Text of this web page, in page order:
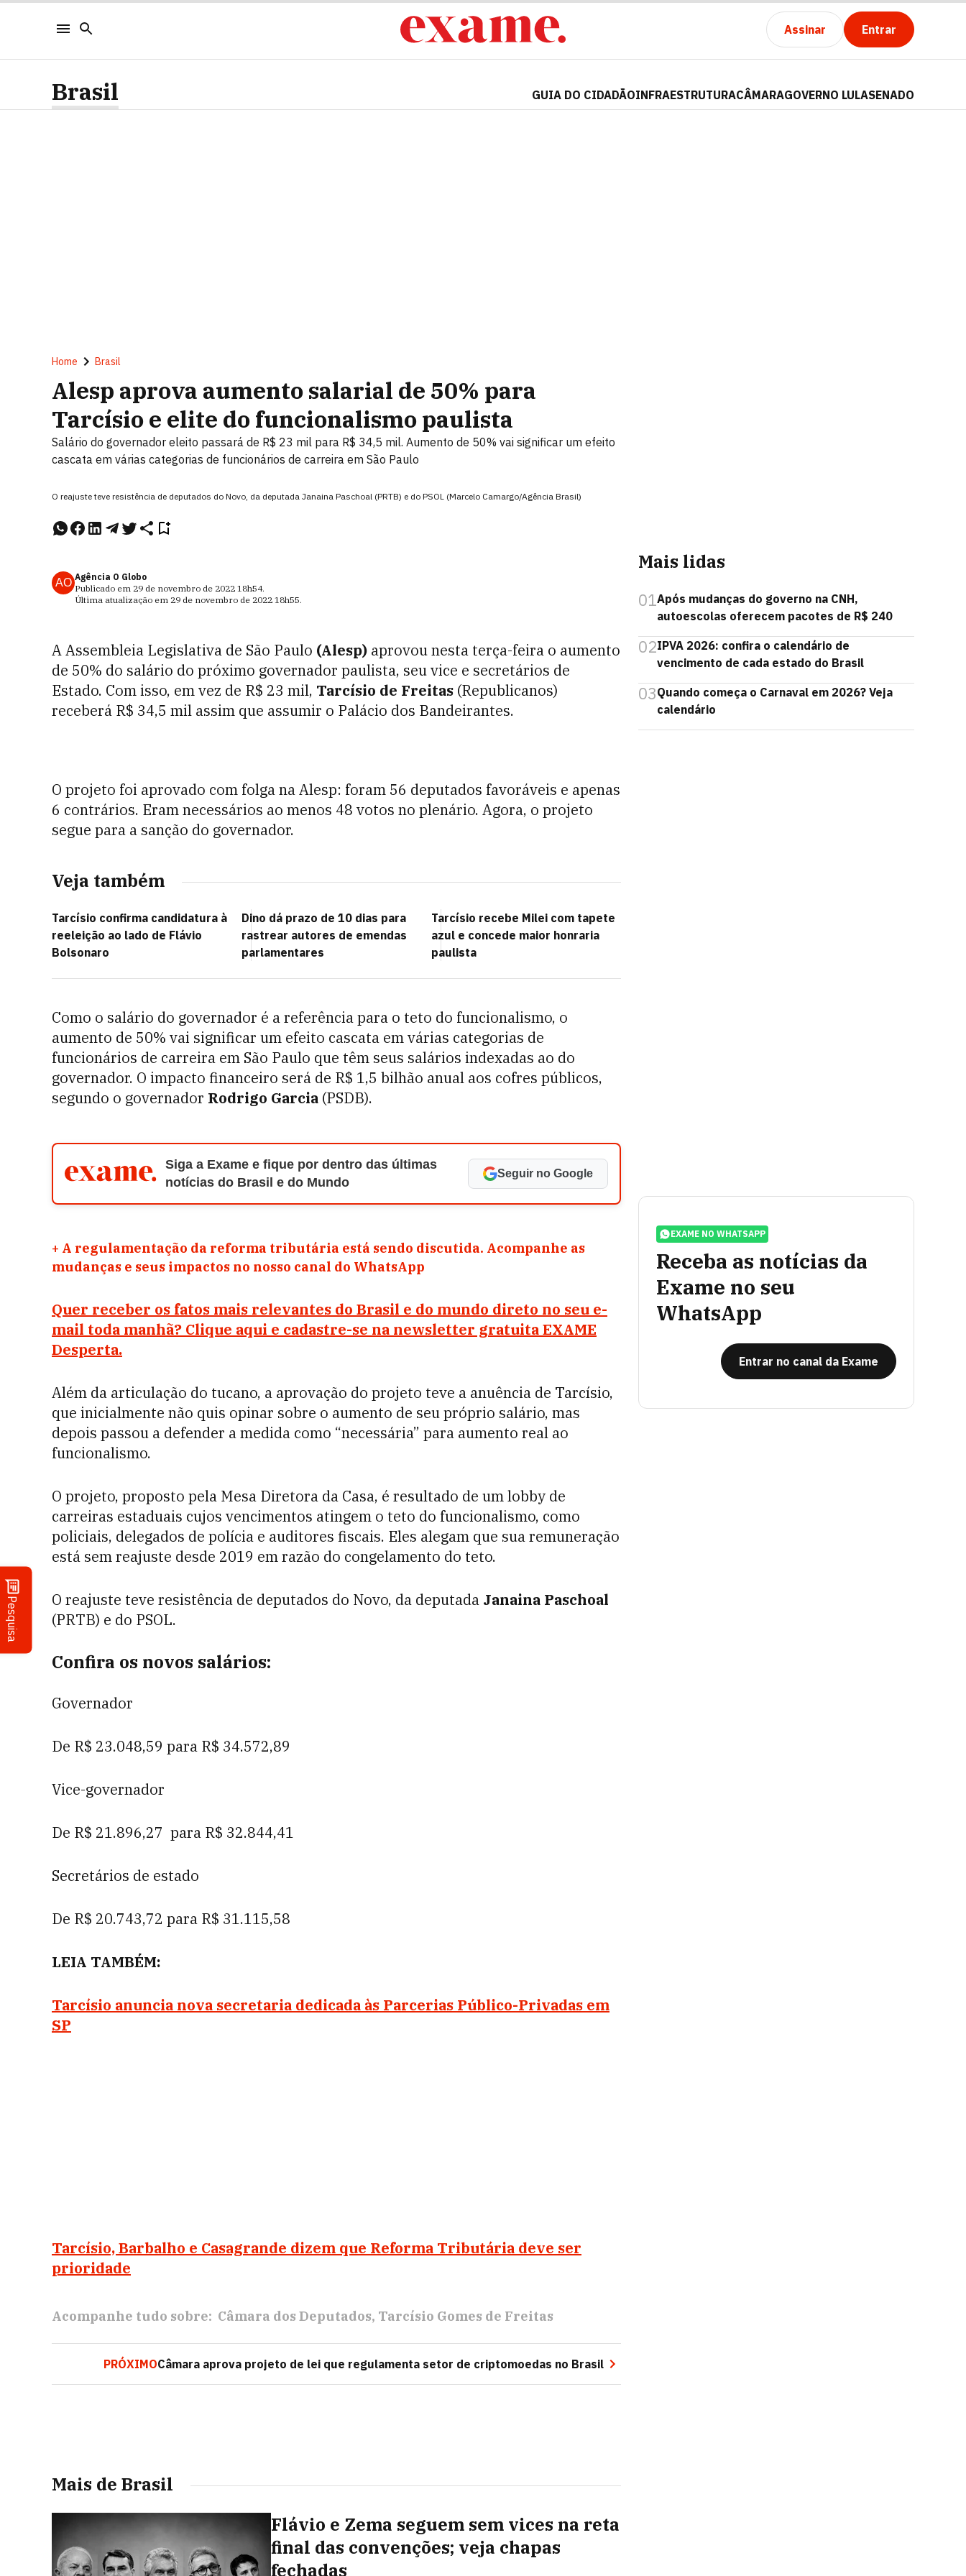
Assinar Entrar
Pesquisa
Brasil GUIA DO CIDADÃOINFRAESTRUTURACÂMARAGOVERNO LULASENADO
Home Brasil
Alesp aprova aumento salarial de 50% para
Tarcísio e elite do funcionalismo paulista
Salário do governador eleito passará de R$ 23 mil para R$ 34,5 mil. Aumento de 50% vai significar um efeito
cascata em várias categorias de funcionários de carreira em São Paulo
O reajuste teve resistência de deputados do Novo, da deputada Janaina Paschoal (PRTB) e do PSOL (Marcelo Camargo/Agência Brasil)
AO Agência O Globo
Publicado em 29 de novembro de 2022 18h54.
Última atualização em 29 de novembro de 2022 18h55.
A Assembleia Legislativa de São Paulo (Alesp) aprovou nesta terça-feira o aumento
de 50% do salário do próximo governador paulista, seu vice e secretários de
Estado. Com isso, em vez de R$ 23 mil, Tarcísio de Freitas (Republicanos)
receberá R$ 34,5 mil assim que assumir o Palácio dos Bandeirantes.
O projeto foi aprovado com folga na Alesp: foram 56 deputados favoráveis e apenas
6 contrários. Eram necessários ao menos 48 votos no plenário. Agora, o projeto
segue para a sanção do governador.
Veja também
Tarcísio confirma candidatura à
reeleição ao lado de Flávio
Bolsonaro
Dino dá prazo de 10 dias para
rastrear autores de emendas
parlamentares
Tarcísio recebe Milei com tapete
azul e concede maior honraria
paulista
Como o salário do governador é a referência para o teto do funcionalismo, o
aumento de 50% vai significar um efeito cascata em várias categorias de
funcionários de carreira em São Paulo que têm seus salários indexadas ao do
governador. O impacto financeiro será de R$ 1,5 bilhão anual aos cofres públicos,
segundo o governador Rodrigo Garcia (PSDB).
Siga a Exame e fique por dentro das últimas
notícias do Brasil e do Mundo
Seguir no Google
+ A regulamentação da reforma tributária está sendo discutida. Acompanhe as
mudanças e seus impactos no nosso canal do WhatsApp
Quer receber os fatos mais relevantes do Brasil e do mundo direto no seu e-
mail toda manhã? Clique aqui e cadastre-se na newsletter gratuita EXAME
Desperta.
Além da articulação do tucano, a aprovação do projeto teve a anuência de Tarcísio,
que inicialmente não quis opinar sobre o aumento de seu próprio salário, mas
depois passou a defender a medida como “necessária” para aumento real ao
funcionalismo.
O projeto, proposto pela Mesa Diretora da Casa, é resultado de um lobby de
carreiras estaduais cujos vencimentos atingem o teto do funcionalismo, como
policiais, delegados de polícia e auditores fiscais. Eles alegam que sua remuneração
está sem reajuste desde 2019 em razão do congelamento do teto.
O reajuste teve resistência de deputados do Novo, da deputada Janaina Paschoal
(PRTB) e do PSOL.
Confira os novos salários:
Governador
De R$ 23.048,59 para R$ 34.572,89
Vice-governador
De R$ 21.896,27 para R$ 32.844,41
Secretários de estado
De R$ 20.743,72 para R$ 31.115,58
LEIA TAMBÉM:
Tarcísio anuncia nova secretaria dedicada às Parcerias Público-Privadas em
SP
Tarcísio, Barbalho e Casagrande dizem que Reforma Tributária deve ser
prioridade
Acompanhe tudo sobre: Câmara dos Deputados Tarcísio Gomes de Freitas
PRÓXIMOCâmara aprova projeto de lei que regulamenta setor de criptomoedas no Brasil
Mais de Brasil
Flávio e Zema seguem sem vices na reta
final das convenções; veja chapas
fechadas
Mais lidas
01Após mudanças do governo na CNH,
autoescolas oferecem pacotes de R$ 240
02IPVA 2026: confira o calendário de
vencimento de cada estado do Brasil
03Quando começa o Carnaval em 2026? Veja
calendário
EXAME NO WHATSAPP
Receba as notícias da
Exame no seu
WhatsApp
Entrar no canal da Exame